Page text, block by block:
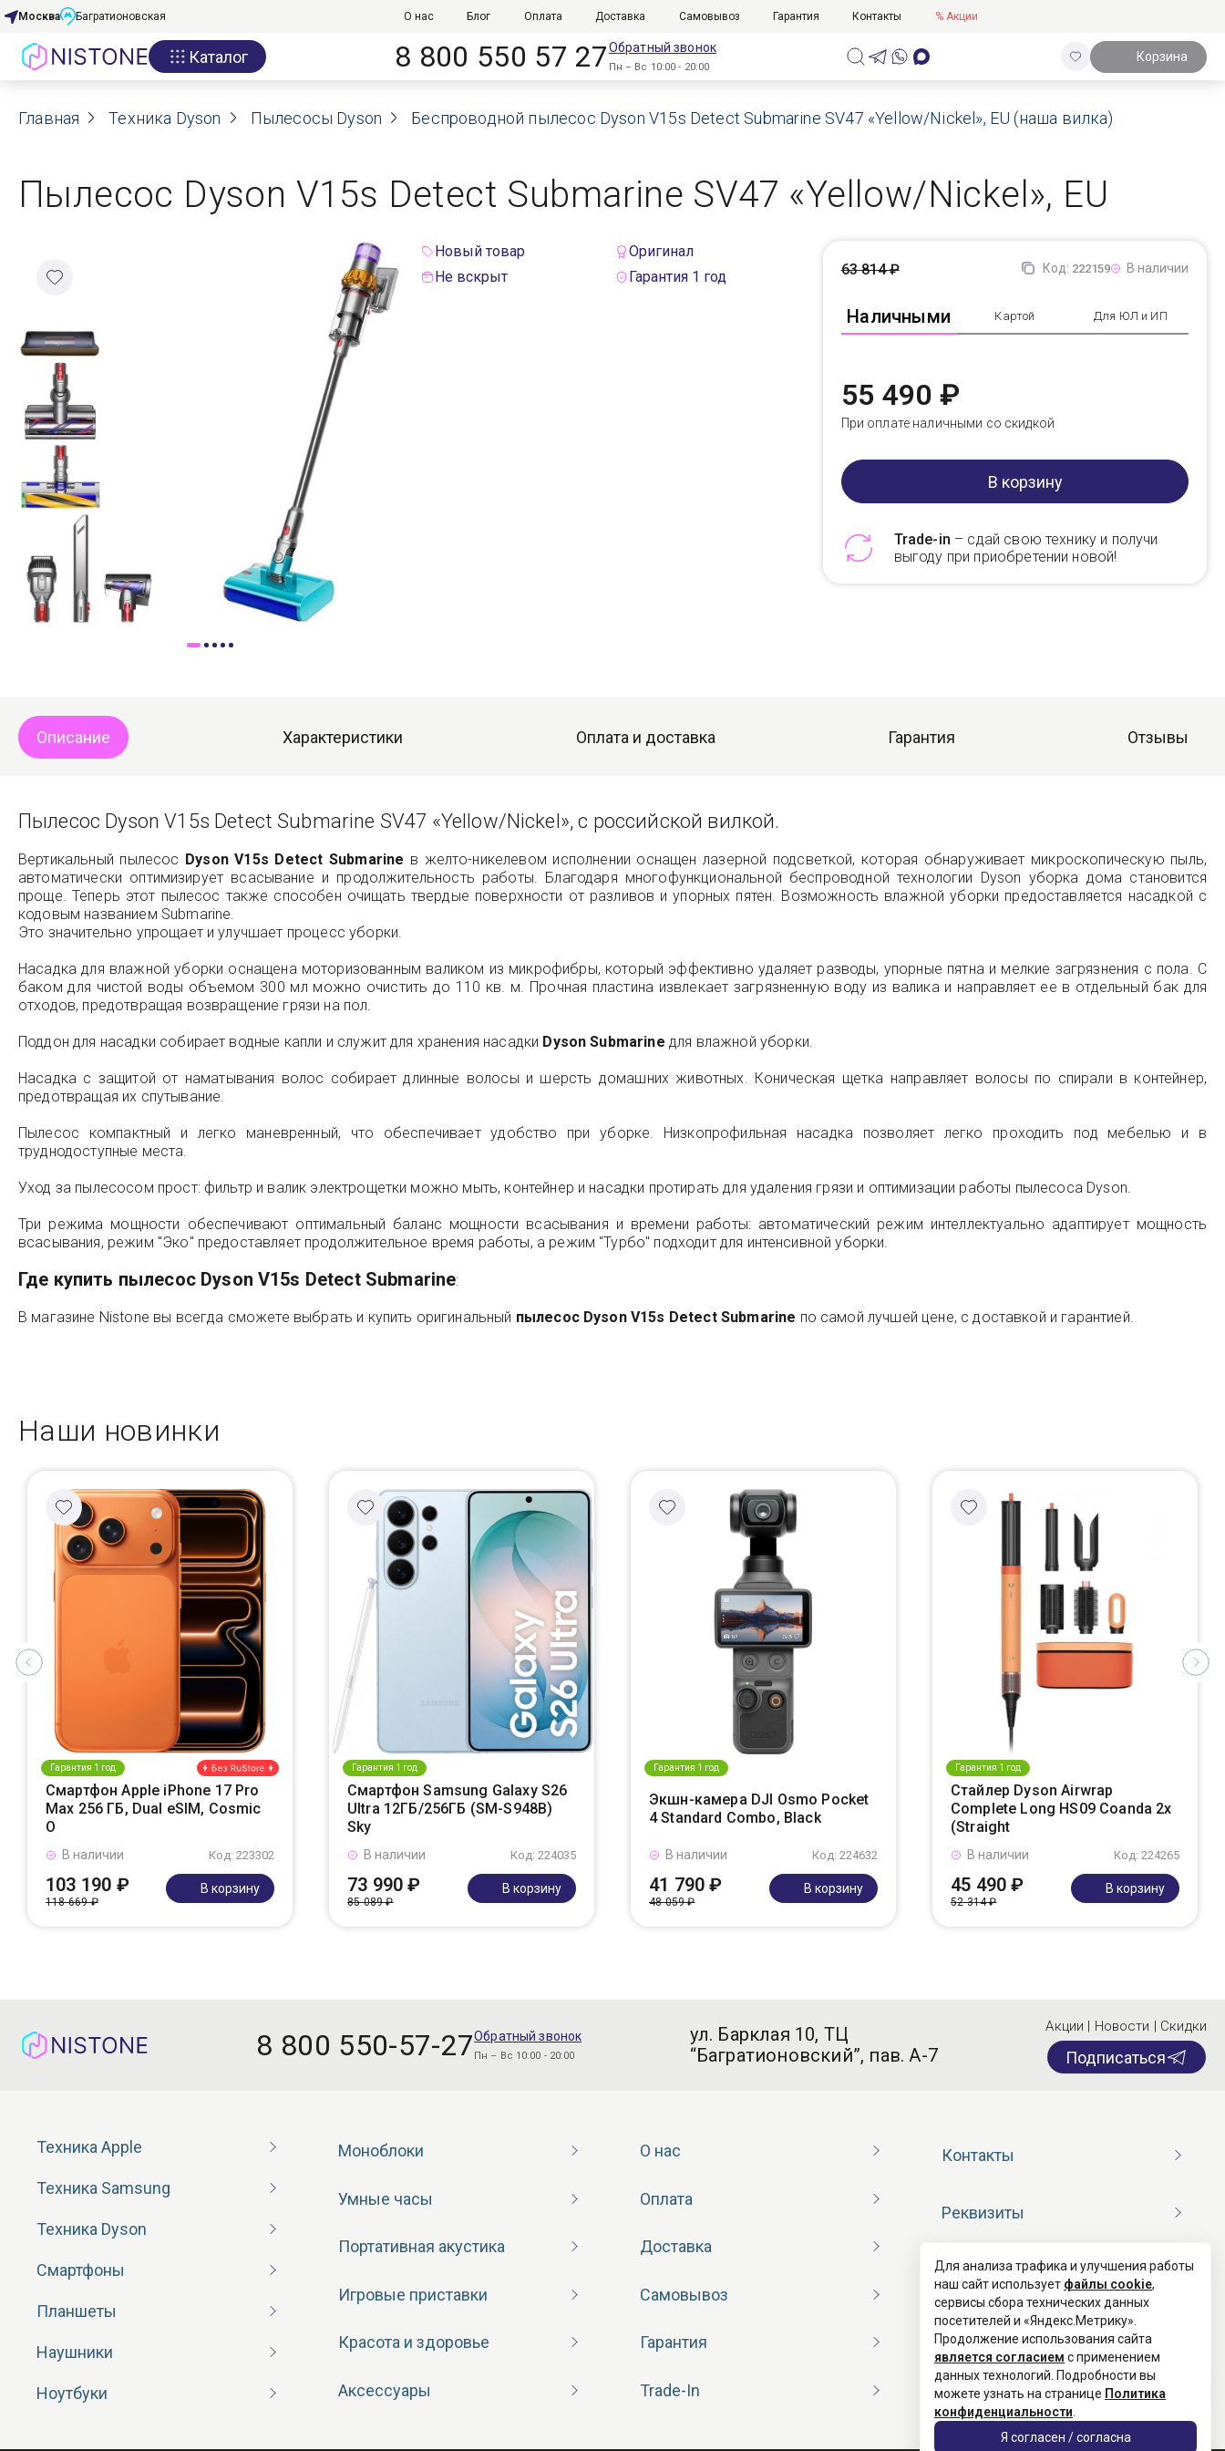
Акции
О нас
Гарантия
Оплата
Самовывоз
Москва Багратионовская О нас Блог Оплата Доставка Самовывоз Гарантия Контакты % Акции
Каталог 8 800 550 57 27Обратный звонок
Пн – Вс 10:00 - 20:00
Корзина
Главная Техника Dyson Пылесосы Dyson Беспроводной пылесос Dyson V15s Detect Submarine SV47 «Yellow/Nickel», EU (наша вилка)
Пылесос Dyson V15s Detect Submarine SV47 «Yellow/Nickel», EU
Новый товар
Оригинал
Не вскрыт
Гарантия 1 год Код: 222159 В наличии
Наличными Картой Для ЮЛ и ИП
63 814 ₽
55 490 ₽
При оплате наличными со скидкой
В корзину
Trade-in – сдай свою технику и получи
выгоду при приобретении новой!
Описание Характеристики Оплата и доставка Гарантия Отзывы
Пылесос Dyson V15s Detect Submarine SV47 «Yellow/Nickel», с российской вилкой.
Вертикальный пылесос Dyson V15s Detect Submarine в желто-никелевом исполнении оснащен лазерной подсветкой, которая обнаруживает микроскопическую пыль,
автоматически оптимизирует всасывание и продолжительность работы. Благодаря многофункциональной беспроводной технологии Dyson уборка дома становится
проще. Теперь этот пылесос также способен очищать твердые поверхности от разливов и упорных пятен. Возможность влажной уборки предоставляется насадкой с
кодовым названием Submarine.
Это значительно упрощает и улучшает процесс уборки.
Насадка для влажной уборки оснащена моторизованным валиком из микрофибры, который эффективно удаляет разводы, упорные пятна и мелкие загрязнения с пола. С
баком для чистой воды объемом 300 мл можно очистить до 110 кв. м. Прочная пластина извлекает загрязненную воду из валика и направляет ее в отдельный бак для
отходов, предотвращая возвращение грязи на пол.
Поддон для насадки собирает водные капли и служит для хранения насадки Dyson Submarine для влажной уборки.
Насадка с защитой от наматывания волос собирает длинные волосы и шерсть домашних животных. Коническая щетка направляет волосы по спирали в контейнер,
предотвращая их спутывание.
Пылесос компактный и легко маневренный, что обеспечивает удобство при уборке. Низкопрофильная насадка позволяет легко проходить под мебелью и в
труднодоступные места.
Уход за пылесосом прост: фильтр и валик электрощетки можно мыть, контейнер и насадки протирать для удаления грязи и оптимизации работы пылесоса Dyson.
Три режима мощности обеспечивают оптимальный баланс мощности всасывания и времени работы: автоматический режим интеллектуально адаптирует мощность
всасывания, режим "Эко" предоставляет продолжительное время работы, а режим "Турбо" подходит для интенсивной уборки.
Где купить пылесос Dyson V15s Detect Submarine:
В магазине Nistone вы всегда сможете выбрать и купить оригинальный пылесос Dyson V15s Detect Submarine по самой лучшей цене, с доставкой и гарантией.
Наши новинки
Гарантия 1 год
Смартфон Apple iPhone 17 Pro
Max 256 ГБ, Dual eSIM, Cosmic
O
Код: 223302
В наличии
103 190 ₽
118 669 ₽
В корзину
Гарантия 1 год
Смартфон Samsung Galaxy S26
Ultra 12ГБ/256ГБ (SM-S948B)
Sky
Код: 224035
В наличии
73 990 ₽
85 089 ₽
В корзину
Гарантия 1 год
Экшн-камера DJI Osmo Pocket
4 Standard Combo, Black
Код: 224632
В наличии
41 790 ₽
48 059 ₽
В корзину
Гарантия 1 год
Стайлер Dyson Airwrap
Complete Long HS09 Coanda 2x
(Straight
Код: 224265
В наличии
45 490 ₽
52 314 ₽
В корзину
8 800 550-57-27Обратный звонок
Пн – Вс 10:00 - 20:00
ул. Барклая 10, ТЦ
“Багратионовский”, пав. А-7
Акции | Новости | Скидки
Подписаться
Техника Apple
Техника Samsung
Техника Dyson
Смартфоны
Планшеты
Наушники
Ноутбуки
Моноблоки
Умные часы
Портативная акустика
Игровые приставки
Красота и здоровье
Аксессуары
О нас
Оплата
Доставка
Самовывоз
Гарантия
Trade-In
Контакты
Реквизиты
Договор оферты
Согласие на обработку ПД
Политика конфиденциальности
Для анализа трафика и улучшения работы
наш сайт использует файлы cookie,
сервисы сбора технических данных
посетителей и «Яндекс.Метрику».
Продолжение использования сайта
является согласием с применением
данных технологий. Подробности вы
можете узнать на странице Политика
конфиденциальности
Я согласен / согласна